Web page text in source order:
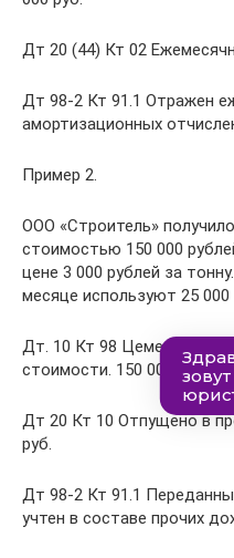
Дт 20 (44) Кт 02
Дт 98-2 Кт 91.1 Отражен
амортизационных
Пример 2.
ООО «Строитель»
стоимостью 150 000
цене 3 000 рублей за
месяце используют 25 000
Дт. 10 Кт 98 Цемент
стоимости. 150 000 руб.
Дт 20 Кт 10 Отпущено в
руб.
Дт 98-2 Кт 91.1
учтен в составе прочих